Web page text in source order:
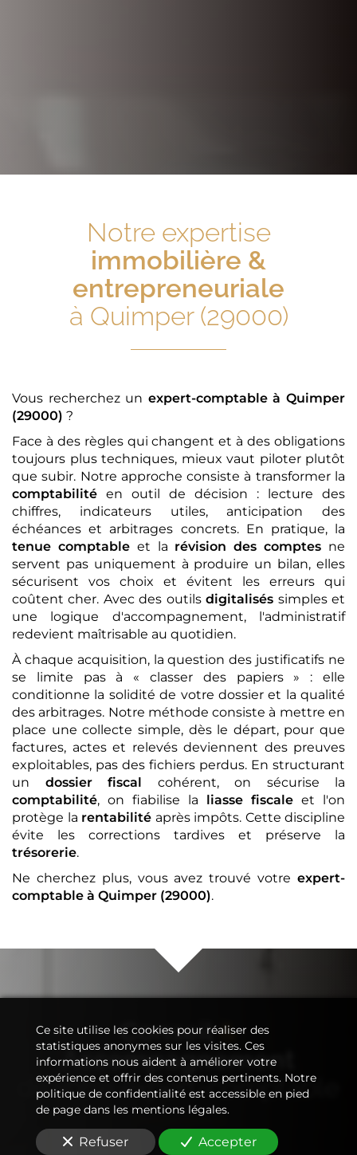
Notre expertise
immobilière &
entrepreneuriale
à Quimper (29000)
Vous recherchez un expert-comptable à Quimper
(29000) ?
Face à des règles qui changent et à des obligations
toujours plus techniques, mieux vaut piloter plutôt
que subir. Notre approche consiste à transformer la
comptabilité en outil de décision : lecture des
chiffres, indicateurs utiles, anticipation des
échéances et arbitrages concrets. En pratique, la
tenue comptableet la révision des comptes ne
servent pas uniquement à produire un bilan, elles
sécurisent vos choix et évitent les erreurs qui
coûtent cher. Avec des outilsdigitalisés simples et
une logique d'accompagnement, l'administratif
redevient maîtrisable au quotidien.
À chaque acquisition, la question des justificatifs ne
se limite pas à « classer des papiers » : elle
conditionne la solidité de votre dossier et la qualité
des arbitrages. Notre méthode consiste à mettre en
place une collecte simple, dès le départ, pour que
factures, actes et relevés deviennent des preuves
exploitables, pas des fichiers perdus. En structurant
un dossier fiscal cohérent, on sécurise la
comptabilité, on fiabilise la liasse fiscale et l'on
protège la rentabilité après impôts. Cette discipline
évite les corrections tardives et préserve la
trésorerie.
Ne cherchez plus, vous avez trouvé votre expert-
comptable à Quimper (29000).
Conseil&
Accompagnement
de votreexpert-comptable
Ce site utilise les cookies pour réaliser des
statistiques anonymes sur les visites. Ces
informations nous aident à améliorer votre
expérience et offrir des contenus pertinents. Notre
politique de confidentialité est accessible en pied
de page dans les mentions légales.
Refuser Accepter